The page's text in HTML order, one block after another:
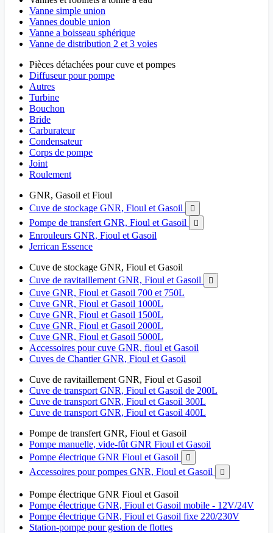
Vanne simple union
Vannes double union
Vanne a boisseau sphérique
Vanne de distribution 2 et 3 voies
Pièces détachées pour cuve et pompes
Diffuseur pour pompe
Autres
Turbine
Bouchon
Bride
Carburateur
Condensateur
Corps de pompe
Joint
Roulement
GNR, Gasoil et Fioul
Cuve de stockage GNR, Fioul et Gasoil

Pompe de transfert GNR, Fioul et Gasoil 
Enrouleurs GNR, Fioul et Gasoil
Jerrican Essence
Cuve de stockage GNR, Fioul et Gasoil
Cuve de ravitaillement GNR, Fioul et Gasoil

Cuve GNR, Fioul et Gasoil 700 et 750L
Cuve GNR, Fioul et Gasoil 1000L
Cuve GNR, Fioul et Gasoil 1500L
Cuve GNR, Fioul et Gasoil 2000L
Cuve GNR, Fioul et Gasoil 5000L
Accessoires pour cuve GNR, fioul et Gasoil
Cuves de Chantier GNR, Fioul et Gasoil
Cuve de ravitaillement GNR, Fioul et Gasoil
Cuve de transport GNR, Fioul et Gasoil de 200L
Cuve de transport GNR, Fioul et Gasoil 300L
Cuve de transport GNR, Fioul et Gasoil 400L
Pompe de transfert GNR, Fioul et Gasoil
Pompe manuelle, vide-fût GNR Fioul et Gasoil
Pompe électrique GNR Fioul et Gasoil

Accessoires pour pompes GNR, Fioul et Gasoil 
Pompe électrique GNR Fioul et Gasoil
Pompe électrique GNR, Fioul et Gasoil mobile - 12V/24V
Pompe électrique GNR, Fioul et Gasoil fixe 220/230V
Station-pompe pour gestion de flottes